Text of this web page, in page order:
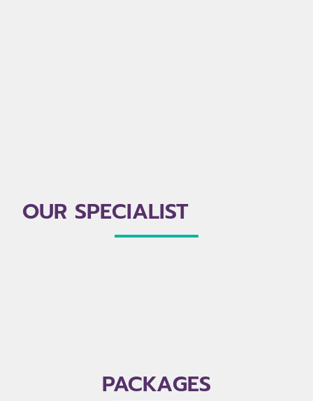
OUR SPECIALIST
PACKAGES